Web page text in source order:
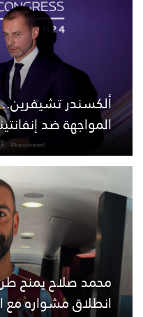
ألكسندر تشيفرين..
المواجهة ضد
محمد صلاح يمنح
انطلاق مشواره مع